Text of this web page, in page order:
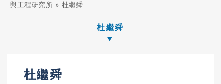
與工程研究所 » 杜繼舜
杜繼舜
杜繼舜